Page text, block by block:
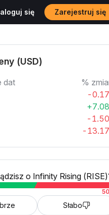
się Zarejestruj się
(USD)
dat
%
-
-
-
o Infinity Rising
50
Słabo